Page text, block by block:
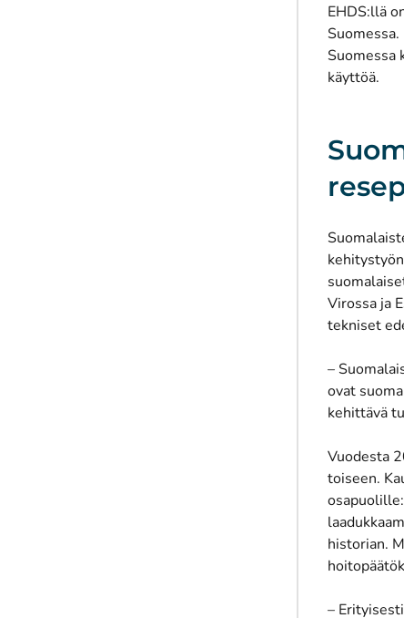
EHDS:llä
Suomessa
käyttöä.
Virossa ja
tekniset
–
ovat
kehittävä
Vuodesta
toiseen.
historian.
–